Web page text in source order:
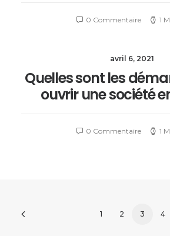
0 Commentaire 1
avril 6, 2021
Quelles sont les
ouvrir une société
0 Commentaire 1
1 2 3 4